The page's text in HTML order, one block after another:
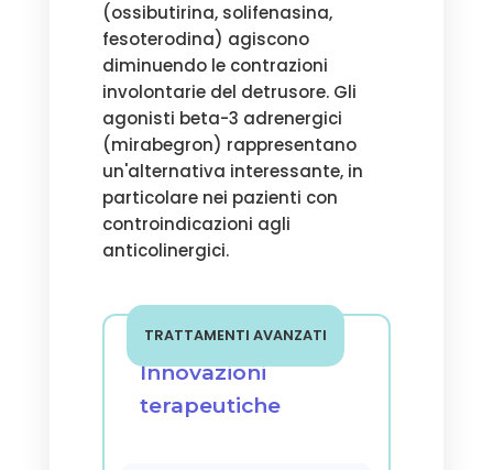
(ossibutirina, solifenasina,
fesoterodina) agiscono
diminuendo le contrazioni
involontarie del detrusore. Gli
agonisti beta-3 adrenergici
(mirabegron) rappresentano
un'alternativa interessante, in
particolare nei pazienti con
controindicazioni agli
anticolinergici.
TRATTAMENTI AVANZATI
Innovazioni
terapeutiche